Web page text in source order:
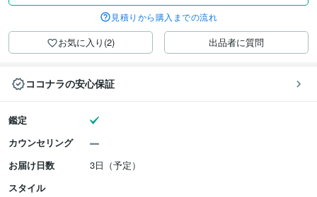
見積りから購入までの流れ
お気に入り(2) 出品者に質問
ココナラの安心保証
鑑定
カウンセリング
お届け日数
3日（予定）
スタイル